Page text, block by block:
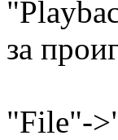
за
"File"-